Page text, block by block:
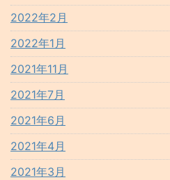
2022年2月
2022年1月
2021年11月
2021年7月
2021年6月
2021年4月
2021年3月